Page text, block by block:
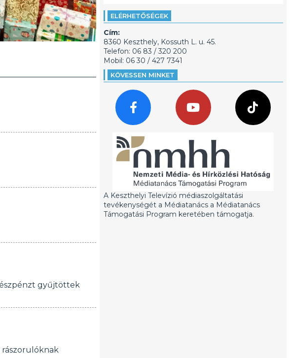
gyűjtöttek
rászorulóknak
ELÉRHETŐSÉGEK
Cím:
8360 Keszthely, Kossuth L. u. 45.
Telefon: 06 83 / 320 200
Mobil: 06 30 / 427 7341
KÖVESSEN MINKET
A Keszthelyi Televízió médiaszolgáltatási
tevékenységét a Médiatanács a Médiatanács
Támogatási Program keretében támogatja.